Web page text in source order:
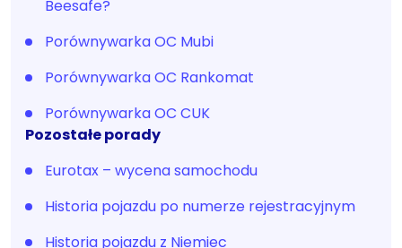
Beesafe?
Porównywarka OC Mubi
Porównywarka OC Rankomat
Porównywarka OC CUK
Pozostałe porady
Eurotax – wycena samochodu
Historia pojazdu po numerze rejestracyjnym
Historia pojazdu z Niemiec